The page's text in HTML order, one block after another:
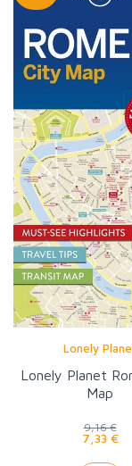
Lonely
Lonely Planet
Map
9,16 €
7,33 €